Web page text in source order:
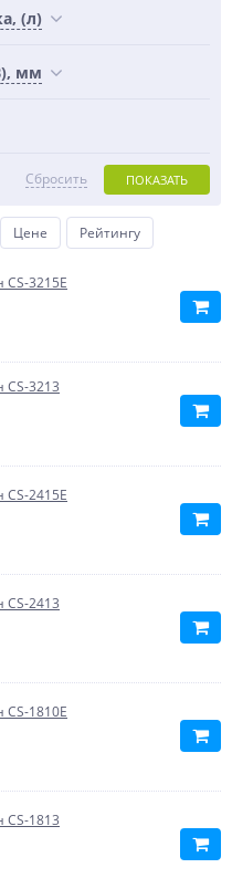
(л)
мм
ПОКАЗАТЬ
Сбросить
Цене Рейтингу
3215E
CS-3213
2415E
CS-2413
1810E
CS-1813